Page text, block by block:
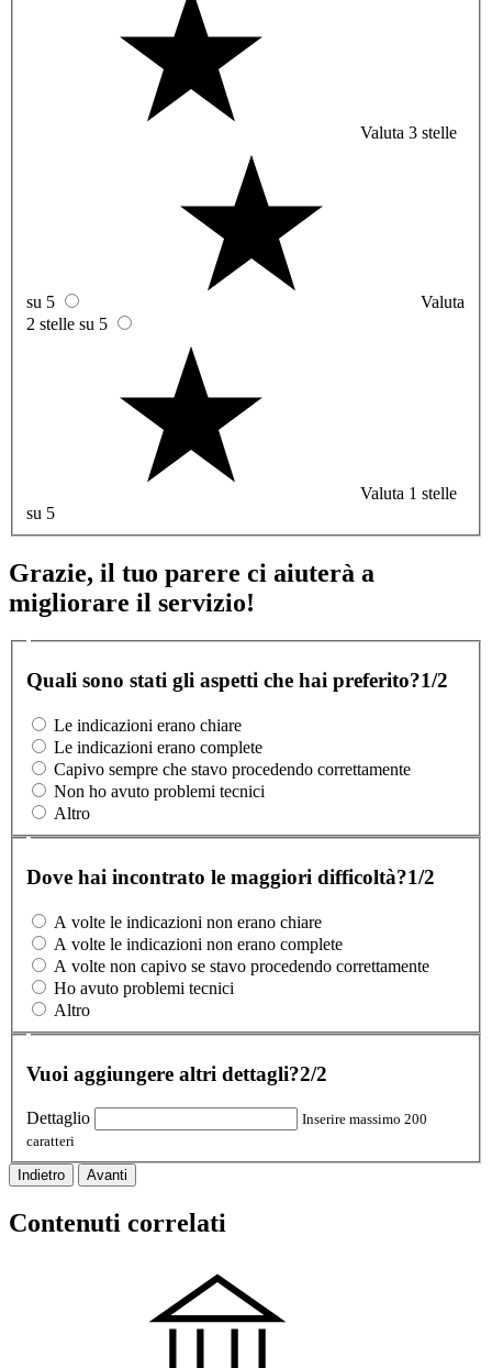
Valuta 3 stelle
su 5
Valuta
2 stelle su 5
Valuta 1 stelle
su 5
Grazie, il tuo parere ci aiuterà a
migliorare il servizio!
Quali sono stati gli aspetti che hai preferito?1/2
Le indicazioni erano chiare
Le indicazioni erano complete
Capivo sempre che stavo procedendo correttamente
Non ho avuto problemi tecnici
Altro
Dove hai incontrato le maggiori difficoltà?1/2
A volte le indicazioni non erano chiare
A volte le indicazioni non erano complete
A volte non capivo se stavo procedendo correttamente
Ho avuto problemi tecnici
Altro
Vuoi aggiungere altri dettagli?2/2
Dettaglio
Inserire massimo 200
caratteri
Indietro Avanti
Contenuti correlati